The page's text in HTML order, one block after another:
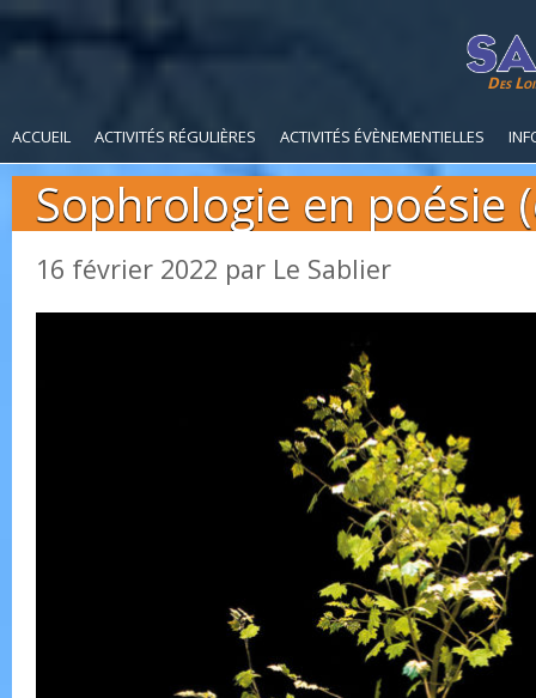
Des
ACCUEIL ACTIVITÉS RÉGULIÈRES ACTIVITÉS ÉVÈNEMENTIELLES
Sophrologie en poésie
16 février 2022 par Le Sablier